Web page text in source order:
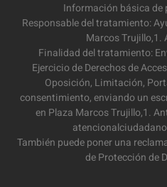
Información básica de
Responsable del tratamiento:
Marcos Trujillo,1.
Finalidad del tratamiento:
Ejercicio de Derechos de
Oposición, Limitación,
consentimiento, enviando un
en Plaza Marcos Trujillo,1.
También puede poner una
de Protección de